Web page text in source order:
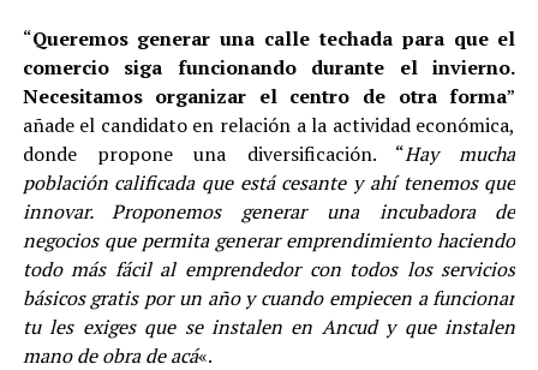
“Queremos generar una calle techada para que el
comercio siga funcionando durante el invierno.
Necesitamos organizar el centro de otra forma”
añade el candidato en relación a la actividad económica,
donde propone una diversificación. “Hay mucha
población calificada que está cesante y ahí tenemos que
innovar. Proponemos generar una incubadora de
negocios que permita generar emprendimiento haciendo
todo más fácil al emprendedor con todos los servicios
básicos gratis por un año y cuando empiecen a funcionar
tu les exiges que se instalen en Ancud y que instalen
mano de obra de acá«.